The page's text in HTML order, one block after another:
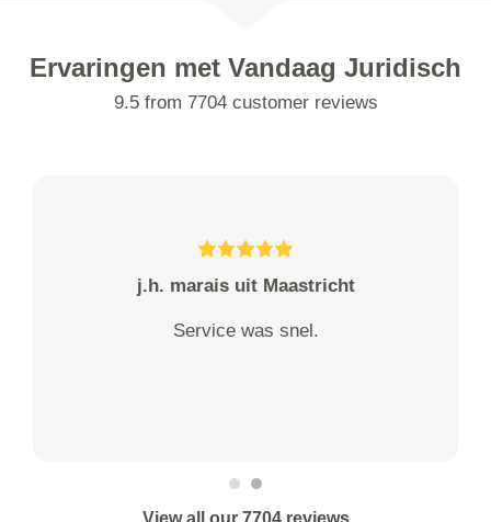
Ervaringen met Vandaag Juridisch
9.5 from 7704 customer reviews
j.h. marais uit Maastricht
Service was snel.